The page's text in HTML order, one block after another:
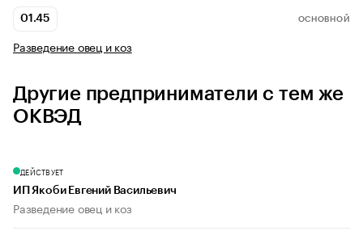
01.45 ОСНОВНОЙ
Разведение овец и коз
Другие предприниматели с тем же
ОКВЭД
ДЕЙСТВУЕТ
ИП Якоби Евгений Васильевич
Разведение овец и коз